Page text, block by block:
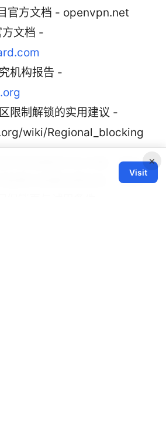
官方文档 - openvpn.net
文档 -
机构报告 -
限制解锁的实用建议 -
wiki/Regional_blocking
并体验高性价比方案，别忘了
促销与免费试用信息，点击上
×
Visit